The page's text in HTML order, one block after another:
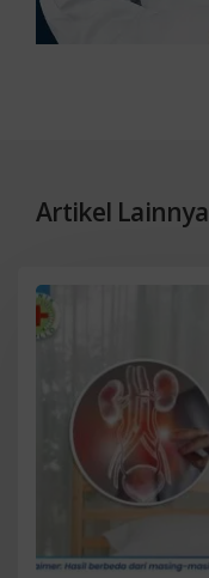
Artikel Lainnya